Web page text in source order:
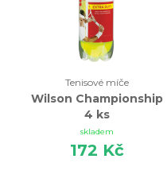
Tenisové míče
Wilson Championship
4 ks
skladem
172 Kč